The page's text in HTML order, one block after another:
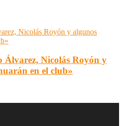
Álvarez, Nicolás Royón y
en el club»